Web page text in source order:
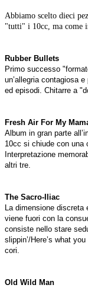
Abbiamo scelto dieci
"tutti" i 10cc, ma come
Rubber Bullets
Primo successo
un’allegria contagiosa
ed episodi. Chitarre a
Fresh Air For My
Album in gran parte
10cc si chiude con una
Interpretazione
altri tre.
The Sacro-Iliac
La dimensione discreta
viene fuori con la
consiste nello stare
slippin’/Here’s what
cori.
Old Wild Man